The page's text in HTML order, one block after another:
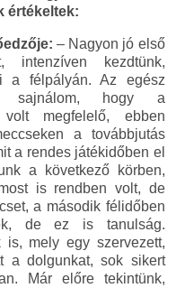
értékeltek:
– Nagyon jó első
intenzíven kezdtünk,
a félpályán. Az egész
sajnálom, hogy a
volt megfelelő, ebben
a továbbjutás
a rendes játékidőben el
a következő körben,
is rendben volt, de
a második félidőben
de ez is tanulság.
is, mely egy szervezett,
a dolgunkat, sok sikert
Már előre tekintünk,